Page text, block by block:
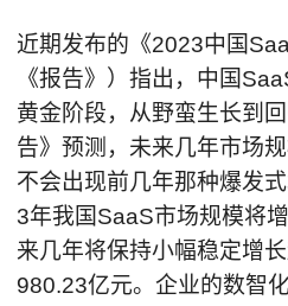
近期发布的《2023中国
《报告》）指出，中国
黄金阶段，从野蛮生长到
告》预测，未来几年市场
不会出现前几年那种爆发
3年我国SaaS市场规模将
来几年将保持小幅稳定增
980.23亿元。企业的数智